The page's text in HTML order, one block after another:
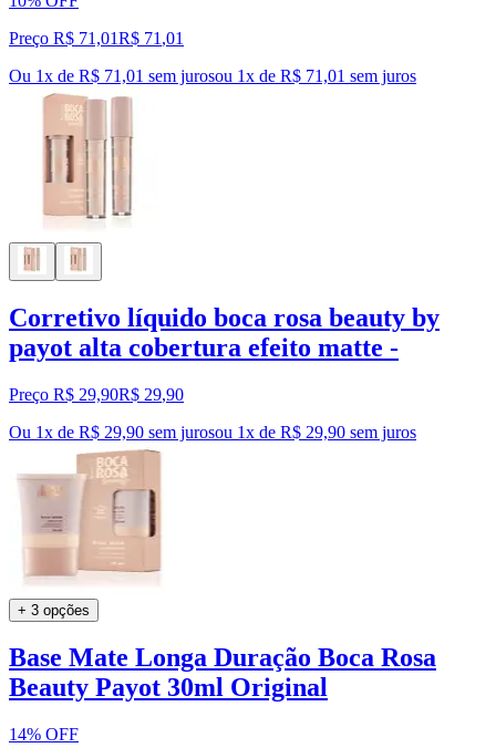
Preço R$ 71,01R$ 71 ,01
Ou 1x de R$ 71,01 sem jurosou 1x de R$ 71,01 sem juros
Corretivo líquido boca rosa beauty by
payot alta cobertura efeito matte -
Preço R$ 29,90R$ 29,90
Ou 1x de R$ 29,90 sem jurosou 1x de R$ 29,90 sem juros
+ 3 opções
Base Mate Longa Duração Boca Rosa
Beauty Payot 30ml Original
14% OFF